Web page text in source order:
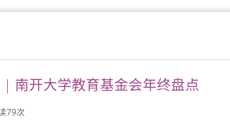
| 南开大学教育基金会年终盘点
79次